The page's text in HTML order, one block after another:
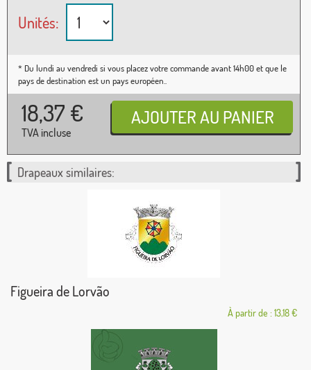
Unités:
* Du lundi au vendredi si vous placez votre commande avant 14h00 et que le
pays de destination est un pays européen..
18,37 €
TVA incluse
Drapeaux similaires:
Figueira de Lorvão
À partir de : 13,18 €